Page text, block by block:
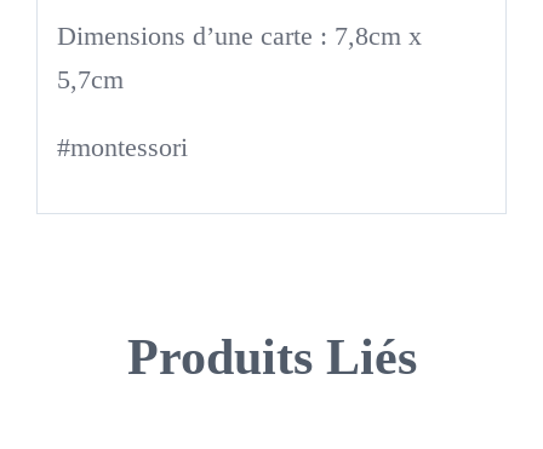
Dimensions d’une carte : 7,8cm x
5,7cm
#montessori
Produits Liés